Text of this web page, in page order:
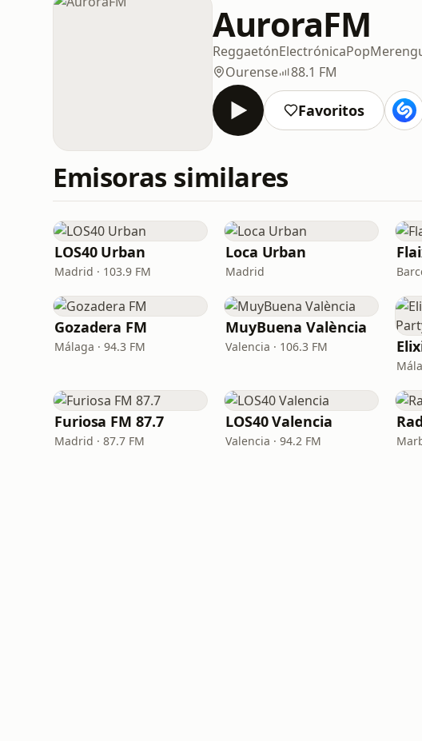
AuroraFM
ReggaetónElectrónicaPop
Ourense
88.1 FM
Favoritos
Emisoras similares
LOS40 Urban
Madrid · 103.9 FM
Loca Urban
Madrid
Gozadera FM
Málaga · 94.3 FM
MuyBuena València
Valencia · 106.3 FM
Furiosa FM 87.7
Madrid · 87.7 FM
LOS40 Valencia
Valencia · 94.2 FM